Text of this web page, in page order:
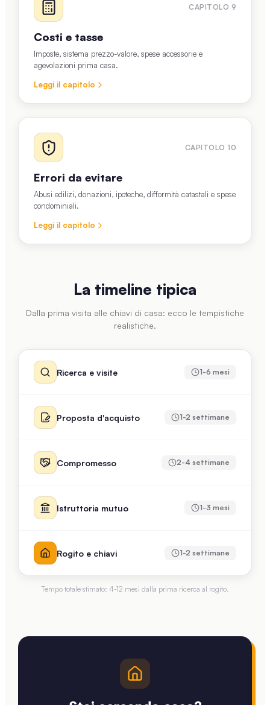
CAPITOLO 9
Costi e tasse
Imposte, sistema prezzo-valore, spese accessorie e
agevolazioni prima casa.
Leggi il capitolo
CAPITOLO 10
Errori da evitare
Abusi edilizi, donazioni, ipoteche, difformità catastali e spese
condominiali.
Leggi il capitolo
La timeline tipica
Dalla prima visita alle chiavi di casa: ecco le tempistiche
realistiche.
Ricerca e visite 1-6 mesi
Proposta d'acquisto 1-2 settimane
Compromesso 2-4 settimane
Istruttoria mutuo 1-3 mesi
Rogito e chiavi 1-2 settimane
Tempo totale stimato: 4-12 mesi dalla prima ricerca al rogito.